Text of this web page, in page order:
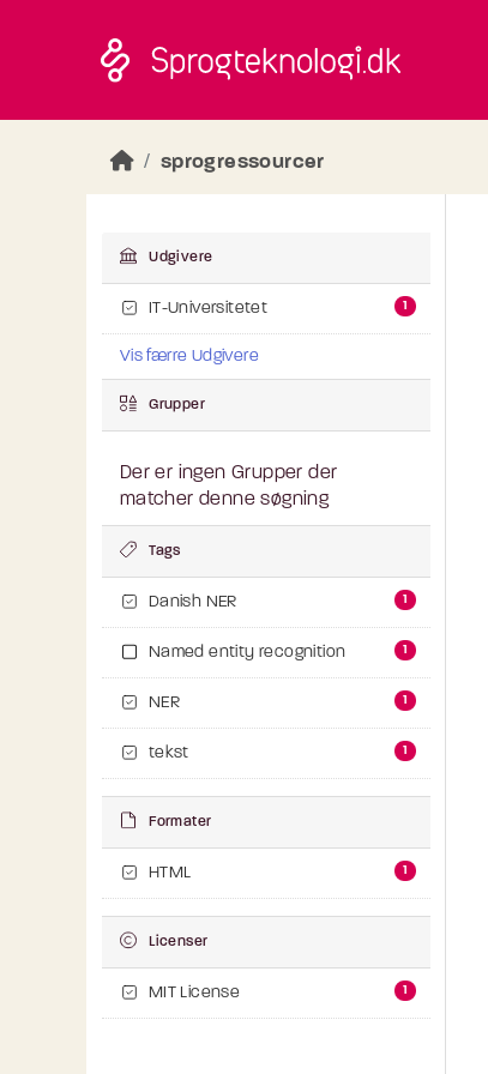
sprogressourcer
Udgivere
IT-Universitetet 1
Vis færre Udgivere
Grupper
Der er ingen Grupper der
matcher denne søgning
Tags
Danish NER 1
Named entity recognition 1
NER 1
tekst 1
Formater
HTML 1
Licenser
MIT License 1